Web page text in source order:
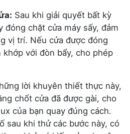
Sau khi giải quyết bất kỳ
đóng chặt cửa máy sấy, đảm
vị trí. Nếu cửa được đóng
với đòn bẩy, cho phép
lời khuyên thiết thực này,
chốt cửa đã được gài, cho
của bạn quay đúng cách.
sau khi thử các bước này, có